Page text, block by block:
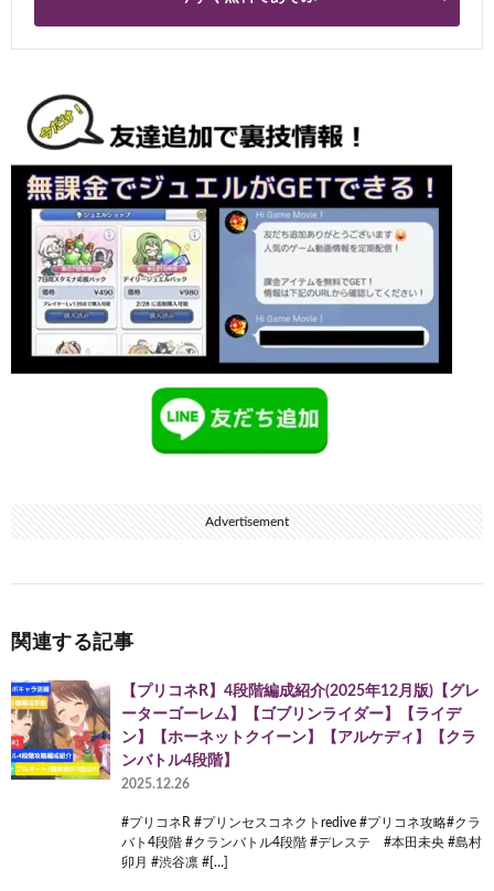
Advertisement
関連する記事
【プリコネR】4段階編成紹介(2025年12月版)【グレ
ーターゴーレム】【ゴブリンライダー】【ライデ
ン】【ホーネットクイーン】【アルケディ】【クラ
ンバトル4段階】
2025.12.26
#プリコネR #プリンセスコネクトredive #プリコネ攻略#クラ
バト4段階 #クランバトル4段階 #デレステ #本田未央 #島村
卯月 #渋谷凛 #[…]